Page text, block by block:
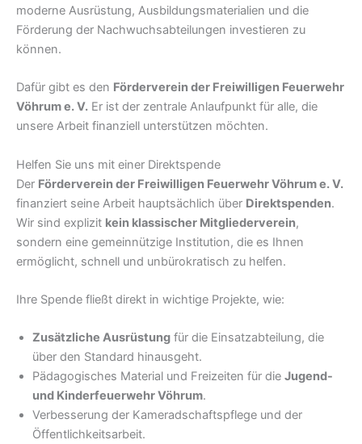
moderne Ausrüstung, Ausbildungsmaterialien und die
Förderung der Nachwuchsabteilungen investieren zu
können.
Dafür gibt es den Förderverein der Freiwilligen Feuerwehr
Vöhrum e. V. Er ist der zentrale Anlaufpunkt für alle, die
unsere Arbeit finanziell unterstützen möchten.
Helfen Sie uns mit einer Direktspende
Der Förderverein der Freiwilligen Feuerwehr Vöhrum e. V.
finanziert seine Arbeit hauptsächlich über Direktspenden.
Wir sind explizit kein klassischer Mitgliederverein,
sondern eine gemeinnützige Institution, die es Ihnen
ermöglicht, schnell und unbürokratisch zu helfen.
Ihre Spende fließt direkt in wichtige Projekte, wie:
Zusätzliche Ausrüstung für die Einsatzabteilung, die
über den Standard hinausgeht.
Pädagogisches Material und Freizeiten für die Jugend-
und Kinderfeuerwehr Vöhrum.
Verbesserung der Kameradschaftspflege und der
Öffentlichkeitsarbeit.